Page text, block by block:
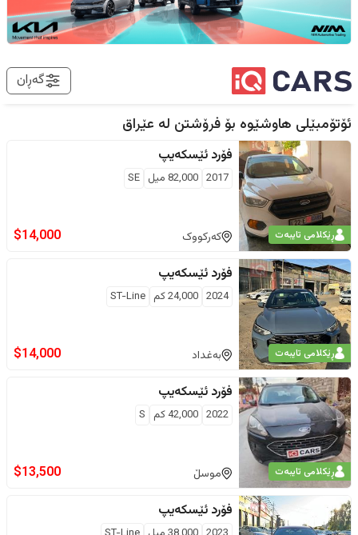
گەڕان
ئۆتۆمبێلی هاوشێوە بۆ فرۆشتن لە عێراق
ڕێکلامی تایبەت
فۆرد ئێسکەیپ
2017
82,000 ميل SE
کەرکووک $14,000
ڕێکلامی تایبەت
فۆرد ئێسکەیپ
2024
24,000كم ST-Line
بەغداد $14,000
ڕێکلامی تایبەت
فۆرد ئێسکەیپ
2022
42,000كم S
موسڵ $13,500
فۆرد ئێسکەیپ